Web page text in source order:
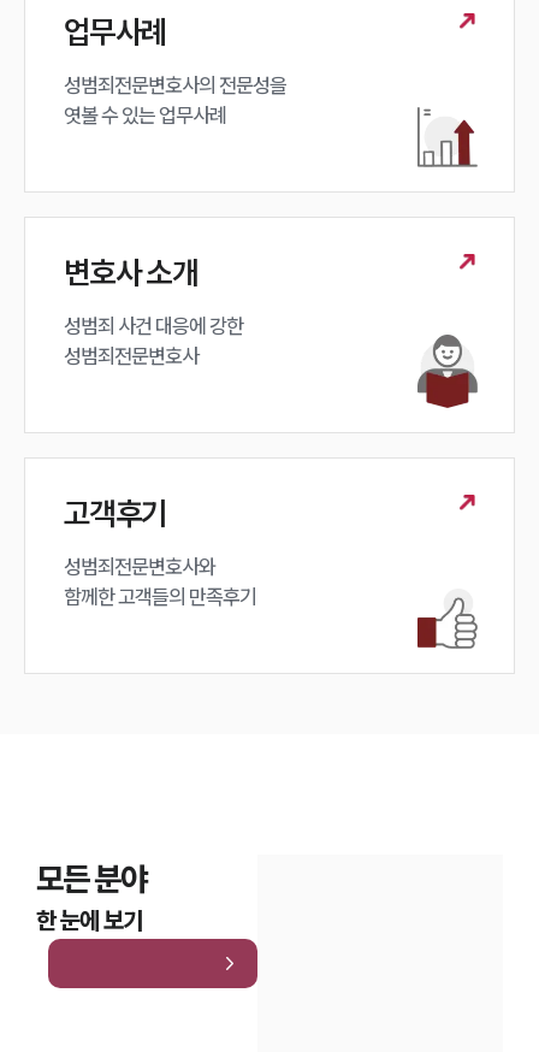
업무사례
성범죄전문변호사의 전문성을
엿볼 수 있는 업무사례
변호사 소개
성범죄 사건 대응에 강한
성범죄전문변호사
고객후기
성범죄전문변호사와
함께한 고객들의 만족후기
모든 분야
한 눈에 보기